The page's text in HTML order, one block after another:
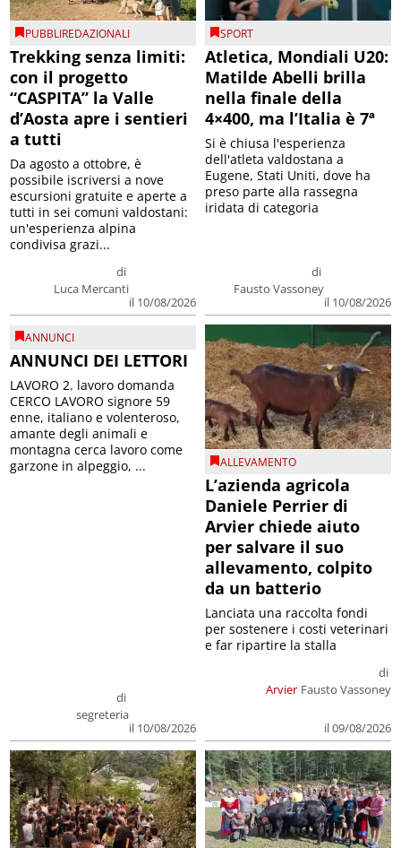
PUBBLIREDAZIONALI
Trekking senza limiti:
con il progetto
“CASPITA” la Valle
d’Aosta apre i sentieri
a tutti
di
Luca Mercanti
il 10/08/2026
Da agosto a ottobre, è
possibile iscriversi a nove
escursioni gratuite e aperte a
tutti in sei comuni valdostani:
un'esperienza alpina
condivisa grazi...
SPORT
Atletica, Mondiali U20:
Matilde Abelli brilla
nella finale della
4×400, ma l’Italia è 7ª
di
Fausto Vassoney
il 10/08/2026
Si è chiusa l'esperienza
dell'atleta valdostana a
Eugene, Stati Uniti, dove ha
preso parte alla rassegna
iridata di categoria
ANNUNCI
ANNUNCI DEI LETTORI
di
segreteria
il 10/08/2026
LAVORO 2. lavoro domanda
CERCO LAVORO signore 59
enne, italiano e volenteroso,
amante degli animali e
montagna cerca lavoro come
garzone in alpeggio, ...
ALLEVAMENTO
L’azienda agricola
Daniele Perrier di
Arvier chiede aiuto
per salvare il suo
allevamento, colpito
da un batterio
Arvier
di
Fausto Vassoney
il 09/08/2026
Lanciata una raccolta fondi
per sostenere i costi veterinari
e far ripartire la stalla